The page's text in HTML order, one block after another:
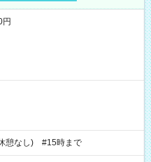
憩なし) #15時まで